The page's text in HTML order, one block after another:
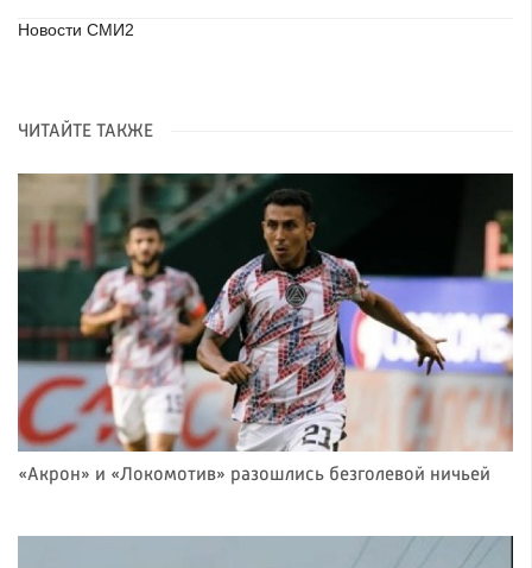
Новости СМИ2
ЧИТАЙТЕ ТАКЖЕ
«Акрон» и «Локомотив» разошлись безголевой ничьей